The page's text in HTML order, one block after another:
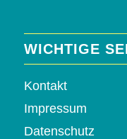
WICHTIGE
Kontakt
Impressum
Datenschutz